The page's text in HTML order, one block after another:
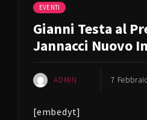
EVENTI
Gianni Testa al
Jannacci Nuovo
ADMIN 7
[embedyt]